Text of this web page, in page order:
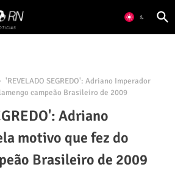
'REVELADO SEGREDO': Adriano Imperador
campeão Brasileiro de 2009
Adriano
motivo que fez do
Brasileiro de 2009